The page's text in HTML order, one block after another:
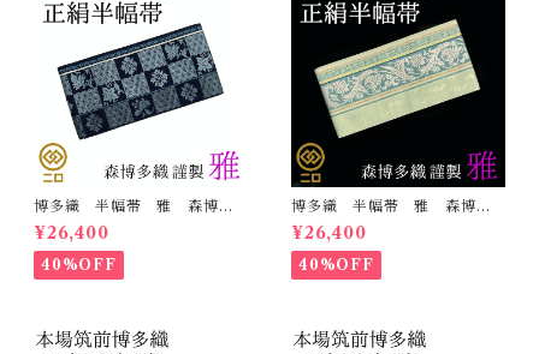
博多織 半幅帯 雅 森博多
織 正絹 リバーシブル 長
さ/3m78cm 日本製 和装
小袋帯 半巾帯
¥26,400
40%OFF
博多織 半幅帯 雅 森博多
織 正絹 リバーシブル 長
さ/3m78cm 日本製 和装
小袋帯 半巾帯
¥26,400
40%OFF